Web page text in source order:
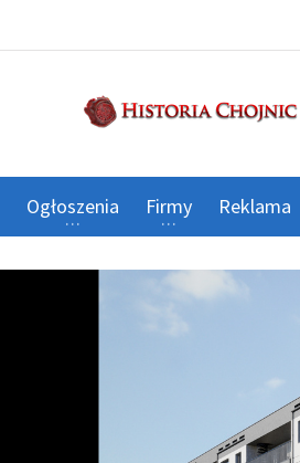
Ogłoszenia Firmy Reklama